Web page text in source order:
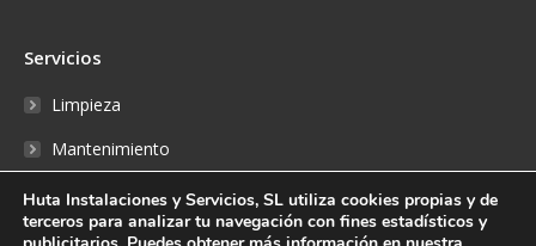
Servicios
Limpieza
Mantenimiento
Reparaciones
Fontanería
Huta Instalaciones y Servicios, SL utiliza cookies propias y de
terceros para analizar tu navegación con fines estadísticos y